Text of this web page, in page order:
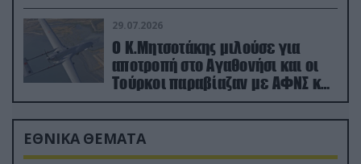
29.07.2026
Ο Κ.Μητσοτάκης μιλούσε για
αποτροπή στο Αγαθονήσι και οι
Τούρκοι παραβίαζαν με ΑΦΝΣ και
drone
ΕΘΝΙΚΑ ΘΕΜΑΤΑ